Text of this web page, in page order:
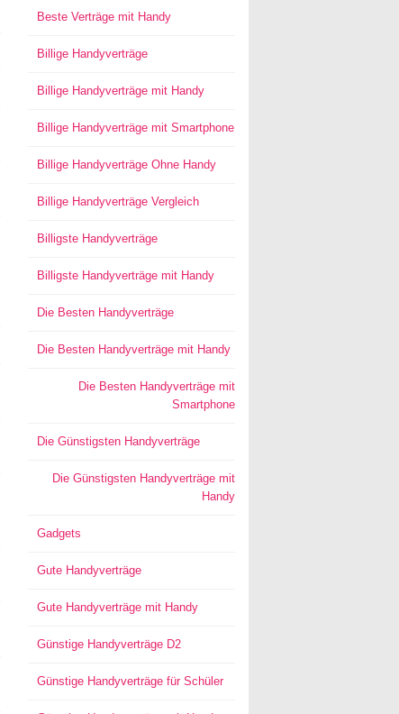
Beste Verträge mit Handy
Billige Handyverträge
Billige Handyverträge mit Handy
Billige Handyverträge mit Smartphone
Billige Handyverträge Ohne Handy
Billige Handyverträge Vergleich
Billigste Handyverträge
Billigste Handyverträge mit Handy
Die Besten Handyverträge
Die Besten Handyverträge mit Handy
Die Besten Handyverträge mit
Smartphone
Die Günstigsten Handyverträge
Die Günstigsten Handyverträge mit
Handy
Gadgets
Gute Handyverträge
Gute Handyverträge mit Handy
Günstige Handyverträge D2
Günstige Handyverträge für Schüler